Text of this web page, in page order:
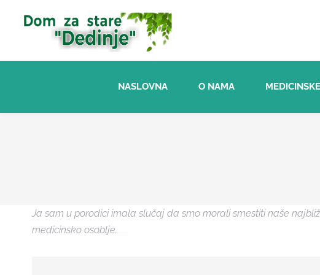
NASLOVNA O NAMA
Ja sam u porodici imala slučaj da smo morali smestiti naše
medicinsko osoblje.